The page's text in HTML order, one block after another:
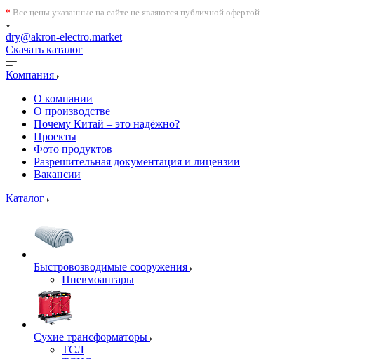
* Все цены указанные на сайте не являются публичной офертой.
dry@akron-electro.market
Скачать каталог
Компания
О компании
О производстве
Почему Китай – это надёжно?
Проекты
Фото продуктов
Разрешительная документация и лицензии
Вакансии
Каталог
Быстровозводимые сооружения
Пневмоангары
Сухие трансформаторы
ТСЛ